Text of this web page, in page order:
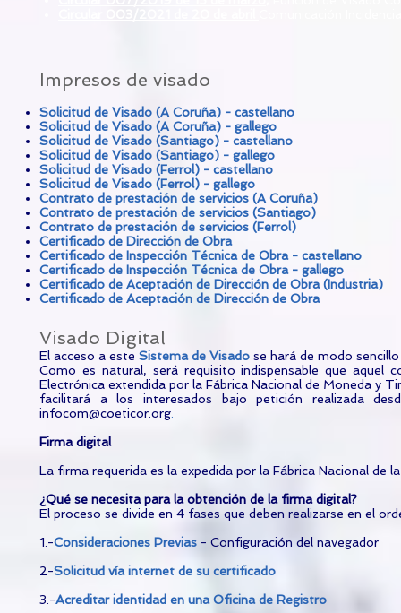
Impresos de visado
Solicitud de Visado (A Coruña) - castellano
Solicitud de Visado (A Coruña) - gallego
Solicitud de Visado (Santiago) - castellano
Solicitud de Visado (Santiago) - gallego
Solicitud de Visado (Ferrol) - castellano
Solicitud de Visado (Ferrol) - gallego
Contrato de prestación de servicios (A Coruña)
Contrato de prestación de servicios (Santiago)
Contrato de prestación de servicios (Ferrol)
Certificado de Dirección de Obra
Certificado de Inspección Técnica de Obra - castellano
Certificado de Inspección Técnica de Obra - gallego
Certificado de Aceptación de Dirección de Obra (Industria)
Certificado de Aceptación de Dirección de Obra
Visado Digital
El acceso a este Sistema de Visado se hará de modo
Como es natural, será requisito indispensable que aquel
Electrónica extendida por la Fábrica Nacional de Moneda y
facilitará a los interesados bajo petición realizada
infocom@coeticor.org
Firma digital
La firma requerida es la expedida por la Fábrica Nacional de
¿Qué se necesita para la obtención de la firma digital?
El proceso se divide en 4 fases que deben realizarse en el
1.-Consideraciones Previas - Configuración del navegador
2-Solicitud vía internet de su certificado
3.-Acreditar identidad en una Oficina de Registro